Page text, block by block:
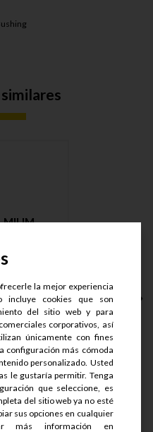
MILIM.
la mejor experiencia
incluye cookies que son
del sitio web y para
corporativos, así
únicamente con fines
configuración más cómoda
personalizado. Usted
le gustaría permitir. Tenga
que seleccione, es
del sitio web ya no esté
sus opciones en cualquier
más información en